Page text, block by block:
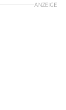
ANZEIGE